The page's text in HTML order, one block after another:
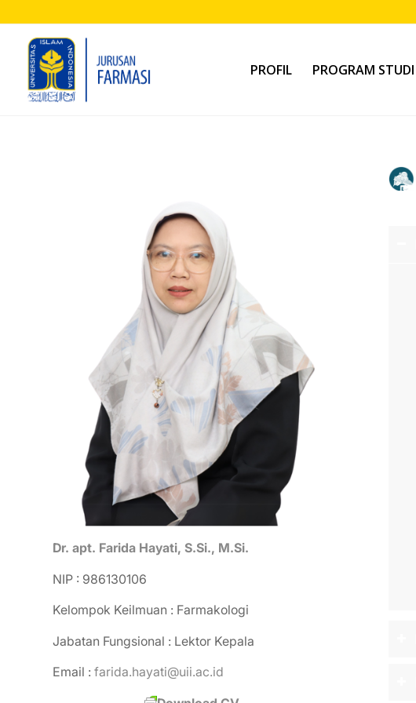
PROFIL PROGRAM STUDI
Dr. apt. Farida Hayati, S.Si., M.Si.
NIP : 986130106
Kelompok Keilmuan : Farmakologi
Jabatan Fungsional : Lektor Kepala
Email : farida.hayati@uii.ac.id